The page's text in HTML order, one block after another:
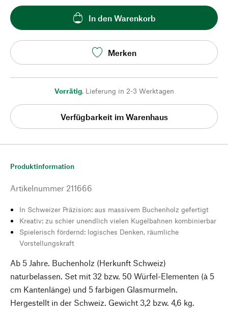
In den Warenkorb
Merken
Vorrätig, Lieferung in 2-3 Werktagen
Verfügbarkeit im Warenhaus
Produktinformation
Artikelnummer 211666
In Schweizer Präzision: aus massivem Buchenholz gefertigt
Kreativ: zu schier unendlich vielen Kugelbahnen kombinierbar
Spielerisch fördernd: logisches Denken, räumliche
Vorstellungskraft
Ab 5 Jahre. Buchenholz (Herkunft Schweiz)
naturbelassen. Set mit 32 bzw. 50 Würfel-Elementen (à 5
cm Kantenlänge) und 5 farbigen Glasmurmeln.
Hergestellt in der Schweiz. Gewicht 3,2 bzw. 4,6 kg.